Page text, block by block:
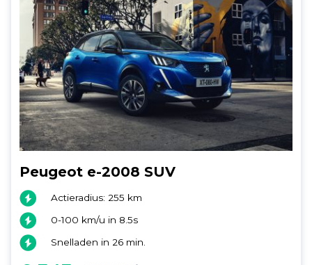
Peugeot e-2008 SUV
Actieradius: 255 km
0-100 km/u in 8.5s
Snelladen in 26 min.